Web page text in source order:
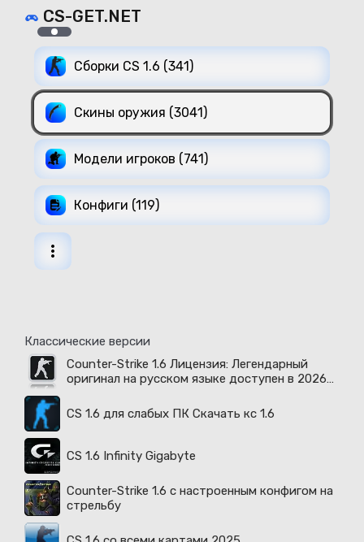
CS-GET.NET
Сборки CS 1.6 (341)
Скины оружия (3041)
Модели игроков (741)
Конфиги (119)
Классические версии
Counter-Strike 1.6 Лицензия: Легендарный
оригинал на русском языке доступен в 2026
CS 1.6 для слабых ПК Скачать кс 1.6
CS 1.6 Infinity Gigabyte
Counter-Strike 1.6 с настроенным конфигом на
стрельбу